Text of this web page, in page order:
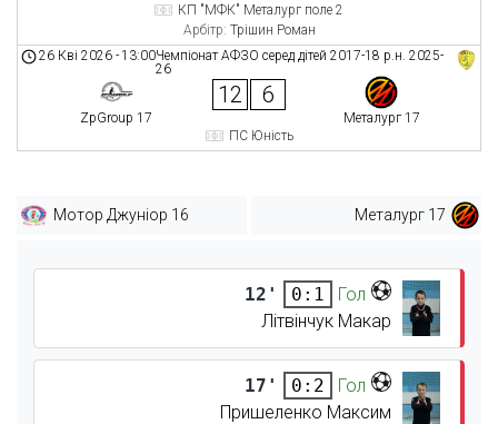
КП "МФК" Металург поле 2
Арбітр: Трішин Роман
Чемпіонат АФЗО серед дітей 2017-18 р.н. 2025-
26
26 Кві 2026 -13:00
ZpGroup 17
12 6
Металург 17
ПС Юність
Мотор Джуніор 16 Металург 17
12' 0:1
Гол
Літвінчук Макар
17' 0:2
Гол
Пришеленко Максим